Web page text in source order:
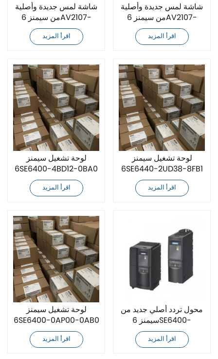
شاشة لمس جديدة وأصلية
من سيمنز 6AV2107-
0FB00-0BB0
اقرأ المزيد
شاشة لمس جديدة وأصلية
من سيمنز 6AV2107-
0EB00-0BB0
اقرأ المزيد
لوحة تشغيل سيمنز
6SE6400-4BD12-0BA0
الأصلية الجديدة
اقرأ المزيد
لوحة تشغيل سيمنز
6SE6440-2UD38-8FB1
الأصلية الجديدة
اقرأ المزيد
لوحة تشغيل سيمنز
6SE6400-0AP00-0AB0
الأصلية الجديدة
اقرأ المزيد
محول تردد أصلي جديد من
سيمنز 6SE6400-
0BP00-0AA0
اقرأ المزيد